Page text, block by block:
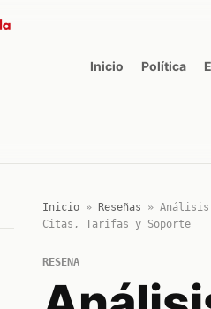
Inicio Política
Inicio» Reseñas »
Citas, Tarifas y Soporte
RESENA